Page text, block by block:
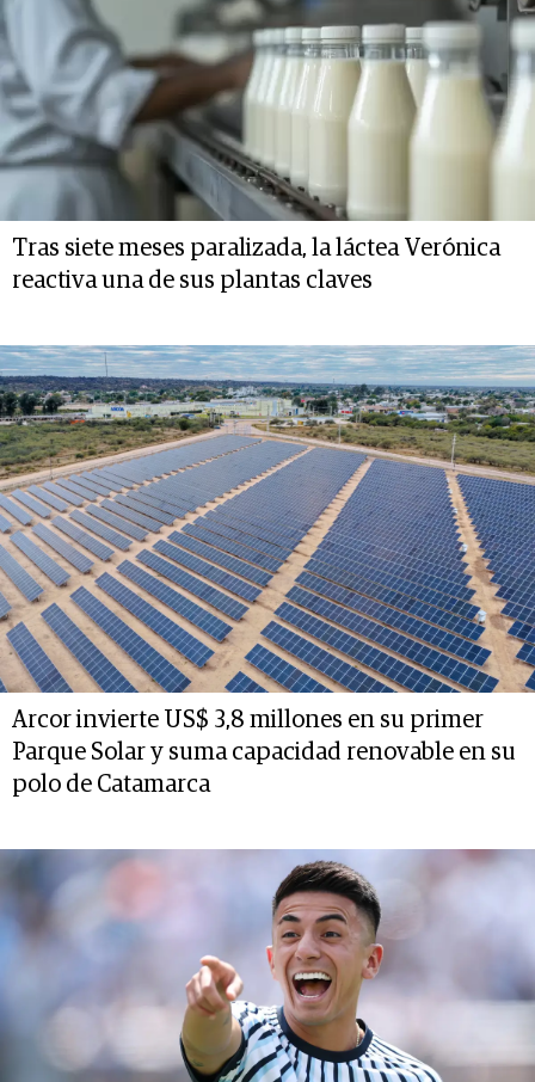
Tras siete meses paralizada, la láctea Verónica
reactiva una de sus plantas claves
Arcor invierte US$ 3,8 millones en su primer
Parque Solar y suma capacidad renovable en su
polo de Catamarca